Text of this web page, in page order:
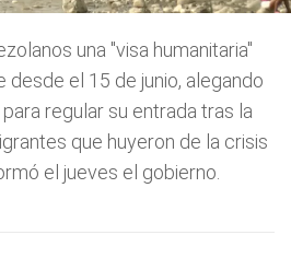
una "visa humanitaria"
desde el 15 de junio, alegando
regular su entrada tras la
que huyeron de la crisis
el jueves el gobierno.